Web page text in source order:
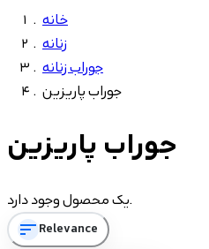
خانه
زنانه
جوراب زنانه
جوراب پاریزین
جوراب پاریزین
یک محصول وجود دارد.
sortRelevance